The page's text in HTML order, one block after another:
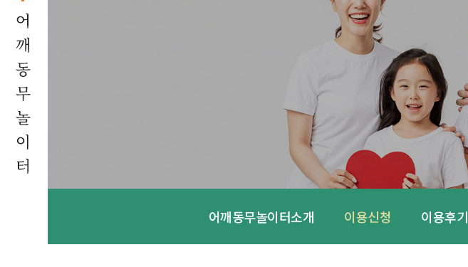
어깨동무놀이터소개 이용신청 이용후기